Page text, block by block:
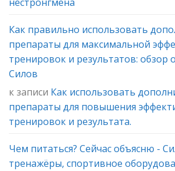
нестронгмена
Как правильно использовать
препараты для максимальной
тренировок и результатов: обзор
Силов
к записи Как использовать
препараты для повышения
тренировок и результата.
Чем питаться? Сейчас объясню -
тренажёры, спортивное